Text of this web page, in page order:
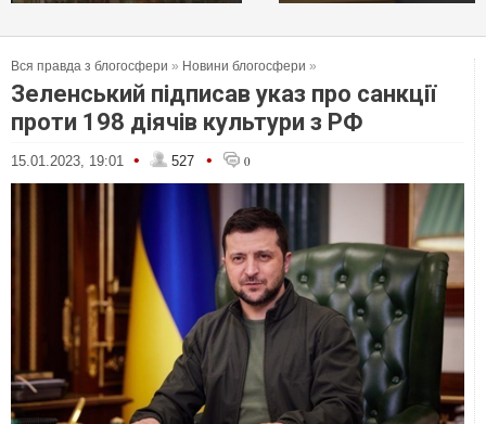
Вся правда з блогосфери » Новини блогосфери »
Зеленський підписав указ про санкції
проти 198 діячів культури з РФ
15.01.2023, 19:01 • 527 • 0